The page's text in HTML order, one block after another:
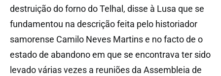
destruição do forno do Telhal, disse à Lusa que se
fundamentou na descrição feita pelo historiador
samorense Camilo Neves Martins e no facto de o
estado de abandono em que se encontrava ter sido
levado várias vezes a reuniões da Assembleia de